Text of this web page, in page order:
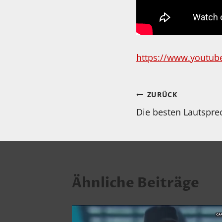
https://
ZURÜCK
Die besten
Ähnliche Beiträge